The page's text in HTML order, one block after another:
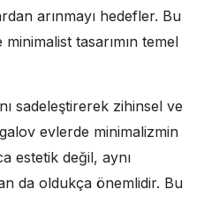
arınmayı hedefler. Bu
tasarımın temel
sadeleştirerek zihinsel ve
evlerde minimalizmin
estetik değil, aynı
da oldukça önemlidir. Bu